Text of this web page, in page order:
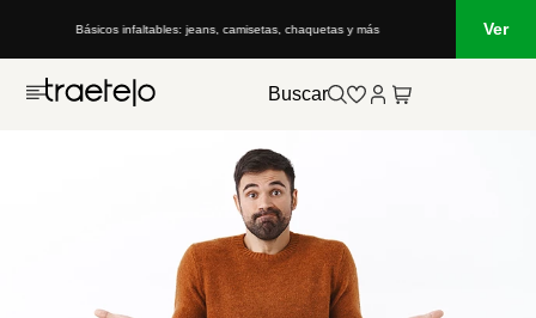
Básicos infaltables: jeans, camisetas, chaquetas y más Ver
Buscar